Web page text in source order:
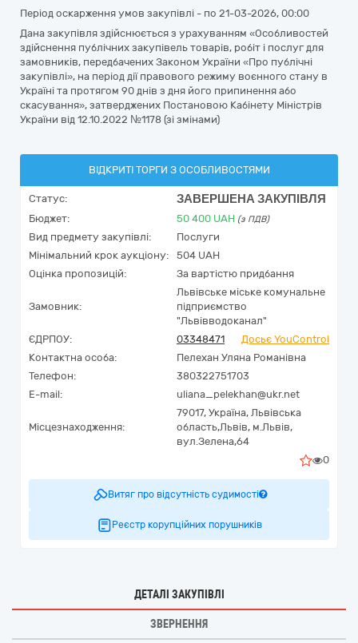
Період оскарження умов закупівлі - по 21-03-2026, 00:00
Дана закупівля здійснюється з урахуванням «Особливостей
здійснення публічних закупівель товарів, робіт і послуг для
замовників, передбачених Законом України «Про публічні
закупівлі», на період дії правового режиму воєнного стану в
Україні та протягом 90 днів з дня його припинення або
скасування», затверджених Постановою Кабінету Міністрів
України від 12.10.2022 №1178 (зі змінами)
ВІДКРИТІ ТОРГИ З ОСОБЛИВОСТЯМИ
Статус: ЗАВЕРШЕНА ЗАКУПІВЛЯ
Бюджет: 50 400 UAH (з ПДВ)
Вид предмету закупівлі:
Послуги
Мінімальний крок аукціону:
504 UAH
Оцінка пропозицій:
За вартістю придбання
Замовник:
Львівське міське комунальне
підприємство
"Львівводоканал"
ЄДРПОУ:
03348471
Досьє YouControl
Контактна особа:
Пелехан Уляна Романівна
Телефон:
380322751703
E-mail:
uliana_pelekhan@ukr.net
Місцезнаходження:
79017, Україна, Львівська
область,Львів, м.Львів,
вул.Зелена,64
0
Витяг про відсутність судимості
Реєстр корупційних порушників
ДЕТАЛІ ЗАКУПІВЛІ
ЗВЕРНЕННЯ